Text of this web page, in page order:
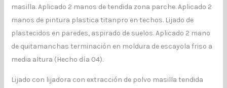
masilla. Aplicado 2 manos de tendida zona parche. Aplicado 2
manos de pintura plastica titanpro en techos. Lijado de
plastecidos en paredes, aspirado de suelos. Aplicado 2 mano
de quitamanchas terminación en moldura de escayola friso a
media altura (Hecho día 04).
Lijado con lijadora con extracción de polvo masilla tendida